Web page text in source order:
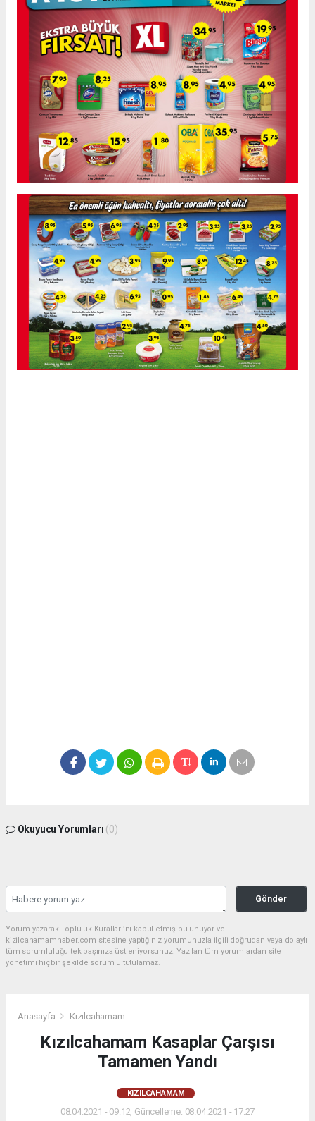
Okuyucu Yorumları (0)
Gönder
Yorum yazarak Topluluk Kuralları’nı kabul etmiş bulunuyor ve
kizilcahamamhaber.com sitesine yaptığınız yorumunuzla ilgili doğrudan veya dolaylı
tüm sorumluluğu tek başınıza üstleniyorsunuz. Yazılan tüm yorumlardan site
yönetimi hiçbir şekilde sorumlu tutulamaz.
Anasayfa Kızılcahamam
Kızılcahamam Kasaplar Çarşısı
Tamamen Yandı
KIZILCAHAMAM
08.04.2021 - 09:12, Güncelleme: 08.04.2021 - 17:27